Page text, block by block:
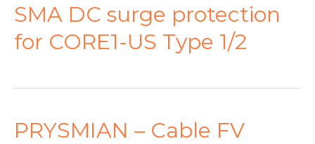
SMA DC surge protection
for CORE1-US Type 1/2
PRYSMIAN – Cable FV